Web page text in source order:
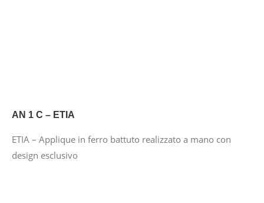
AN 1 C – ETIA
ETIA – Applique in ferro battuto realizzato a mano con
design esclusivo